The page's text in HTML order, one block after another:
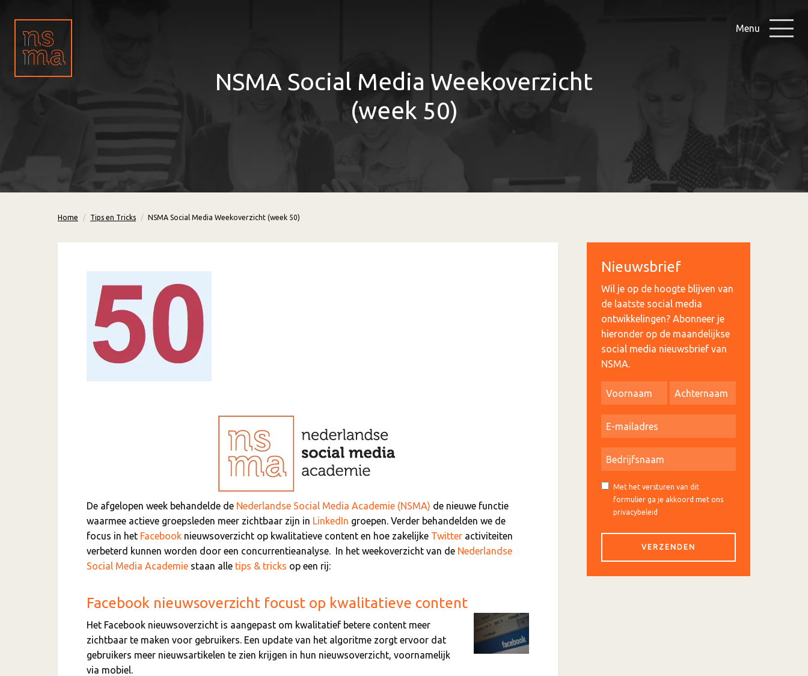
Menu
NSMA Social Media Weekoverzicht
(week 50)
Home Tips en Tricks NSMA Social Media Weekoverzicht (week 50)
De afgelopen week behandelde de Nederlandse Social Media Academie (NSMA) de nieuwe functie
waarmee actieve groepsleden meer zichtbaar zijn in LinkedIn groepen. Verder behandelden we de
focus in het Facebook nieuwsoverzicht op kwalitatieve content en hoe zakelijke Twitter activiteiten
verbeterd kunnen worden door een concurrentieanalyse. In het weekoverzicht van de Nederlandse
Social Media Academie staan alle tips & tricks op een rij:
Facebook nieuwsoverzicht focust op kwalitatieve content
Het Facebook nieuwsoverzicht is aangepast om kwalitatief betere content meer
zichtbaar te maken voor gebruikers. Een update van het algoritme zorgt ervoor dat
gebruikers meer nieuwsartikelen te zien krijgen in hun nieuwsoverzicht, voornamelijk
via mobiel.
Nieuwsbrief
Wil je op de hoogte blijven van
de laatste social media
ontwikkelingen? Abonneer je
hieronder op de maandelijkse
social media nieuwsbrief van
NSMA.
Met het versturen van dit
formulier ga je akkoord met ons
privacybeleid